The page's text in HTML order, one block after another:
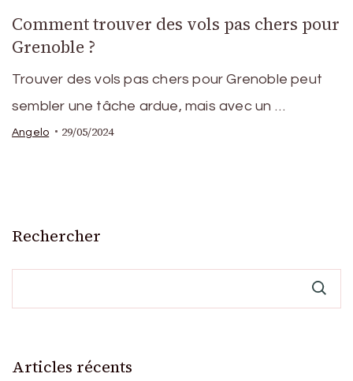
Comment trouver des vols pas chers pour
Grenoble ?
Trouver des vols pas chers pour Grenoble peut
sembler une tâche ardue, mais avec un …
Angelo 29/05/2024
Rechercher
Articles récents